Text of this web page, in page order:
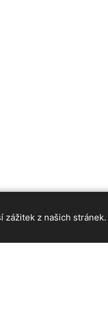
zážitek z našich stránek.